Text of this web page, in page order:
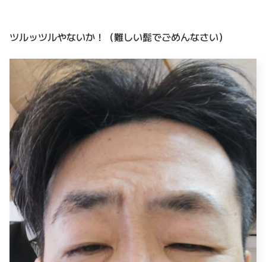
ツルッツルやないか！（難しい髭でごめんなさい）